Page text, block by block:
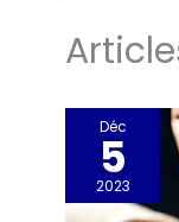
Déc
5
2023